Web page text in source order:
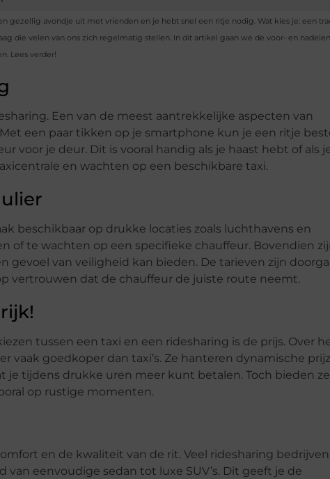
gezellig avondje uit met vrienden en je hebt snel een ritje nodig. Wat kies je: een
die velen van ons zich regelmatig stellen. In dit artikel gaan we de voor- en
Lees verder!
Een van de meest aantrekkelijke aspecten van
een paar tikken op je smartphone kun je een ritje
voor je deur. Dit is vooral handig als je haast hebt of als
en wachten op een beschikbare taxi.
beschikbaar op drukke locaties zoals luchthavens en
of te wachten op een specifieke chauffeur. Bovendien
gevoel van veiligheid kan bieden. De tarieven zijn
vertrouwen dat de chauffeur de juiste route neemt.
tussen een taxi en een ridesharing is de prijs. Over
vaak goedkoper dan taxi’s. Ze hanteren dynamische
je tijdens drukke uren meer kunt betalen. Toch bieden
op rustige momenten.
en de kwaliteit van de rit. Veel ridesharing
eenvoudige sedan tot luxe SUV’s. Dit geeft je de